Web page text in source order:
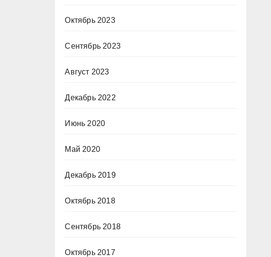
Октябрь 2023
Сентябрь 2023
Август 2023
Декабрь 2022
Июнь 2020
Май 2020
Декабрь 2019
Октябрь 2018
Сентябрь 2018
Октябрь 2017